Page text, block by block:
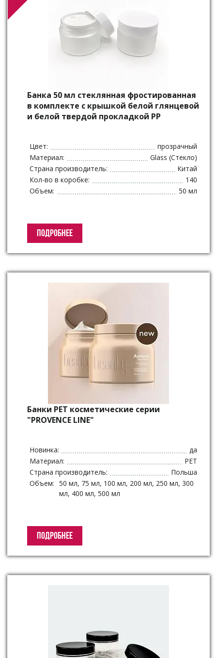
Банка 50 мл стеклянная фростированная
в комплекте с крышкой белой глянцевой
и белой твердой прокладкой РР
Цвет:
прозрачный
Материал:
Glass (Стекло)
Страна производитель:
Китай
Кол-во в коробке:
140
Объем:
50 мл
ПОДРОБНЕЕ
Банки PET косметические серии
"PROVENCE LINE"
Новинка:
да
Материал:
PET
Страна производитель:
Польша
Объем: 50 мл, 75 мл, 100 мл, 200 мл, 250 мл, 300
мл, 400 мл, 500 мл
ПОДРОБНЕЕ